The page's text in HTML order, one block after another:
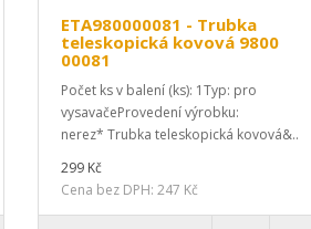
ETA980000081 - Trubka
teleskopická kovová 9800
00081
Počet ks v balení (ks): 1Typ: pro
vysavačeProvedení výrobku:
nerez* Trubka teleskopická kovová&..
299 Kč
Cena bez DPH: 247 Kč